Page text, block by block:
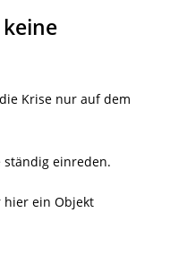
Krise nur auf dem
ständig einreden.
hier ein Objekt